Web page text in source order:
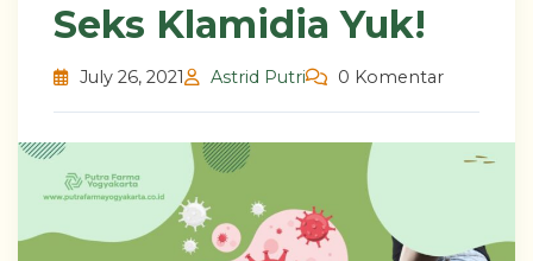
Seks Klamidia Yuk!
July 26, 2021 Astrid Putri 0 Komentar